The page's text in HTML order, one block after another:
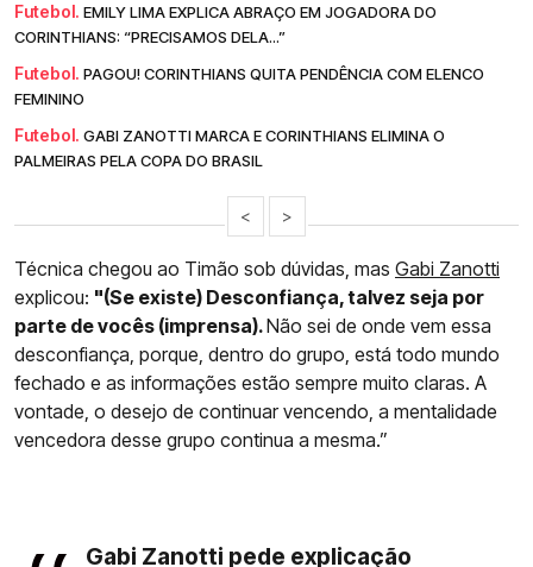
Futebol. EMILY LIMA EXPLICA ABRAÇO EM JOGADORA DO
CORINTHIANS: “PRECISAMOS DELA...”
Futebol. PAGOU! CORINTHIANS QUITA PENDÊNCIA COM ELENCO
FEMININO
Futebol. GABI ZANOTTI MARCA E CORINTHIANS ELIMINA O
PALMEIRAS PELA COPA DO BRASIL
< >
Técnica chegou ao Timão sob dúvidas, mas Gabi Zanotti
explicou: "(Se existe) Desconfiança, talvez seja por
parte de vocês (imprensa).Não sei de onde vem essa
desconfiança, porque, dentro do grupo, está todo mundo
fechado e as informações estão sempre muito claras. A
vontade, o desejo de continuar vencendo, a mentalidade
vencedora desse grupo continua a mesma.”
Gabi Zanotti pede explicação